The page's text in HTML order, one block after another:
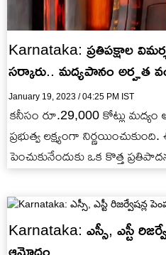
Karnataka: ప్రతిపక్షాల
సర్కారు.. మద్యపానం అర్హత
January 19, 2023 / 04:25 PM IST
కనీసం రూ.29,000 కోట్లు
ప్రభుత్వ లక్ష్యంగా
పెంచుకునేందుకు ఒక కొత్త
Karnataka: ఎస్సీ, ఎస్టీ
ఆమోదం